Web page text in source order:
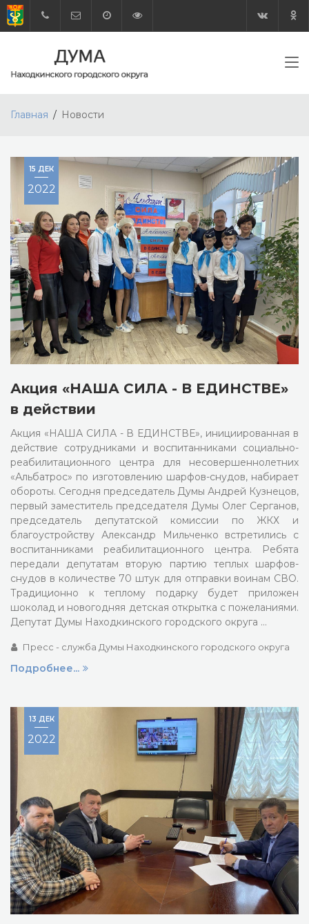
Главная Новости
Акция «НАША СИЛА - В ЕДИНСТВЕ»
в действии
Акция «НАША СИЛА - В ЕДИНСТВЕ», инициированная в
действие сотрудниками и воспитанниками социально-
реабилитационного центра для несовершеннолетних
«Альбатрос» по изготовлению шарфов-снудов, набирает
обороты. Сегодня председатель Думы Андрей Кузнецов,
первый заместитель председателя Думы Олег Серганов,
председатель депутатской комиссии по ЖКХ и
благоустройству Александр Мильченко встретились с
воспитанниками реабилитационного центра. Ребята
передали депутатам вторую партию теплых шарфов-
снудов в количестве 70 штук для отправки воинам СВО.
Традиционно к теплому подарку будет приложен
шоколад и новогодняя детская открытка с пожеланиями.
Депутат Думы Находкинского городского округа …
15 ДЕК
2022
Пресс - служба Думы Находкинского городского округа
Подробнее...
13 ДЕК
2022